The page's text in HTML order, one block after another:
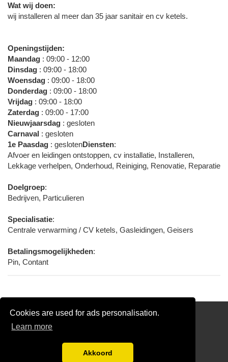
Cookies are used for ads personalisation.
Learn more
Akkoord
Wat wij doen:
wij installeren al meer dan 35 jaar sanitair en cv ketels.
Openingstijden:
Maandag : 09:00 - 12:00
Dinsdag : 09:00 - 18:00
Woensdag : 09:00 - 18:00
Donderdag : 09:00 - 18:00
Vrijdag : 09:00 - 18:00
Zaterdag : 09:00 - 17:00
Nieuwjaarsdag : gesloten
Carnaval : gesloten
1e Paasdag : geslotenDiensten:
Afvoer en leidingen ontstoppen, cv installatie, Installeren,
Lekkage verhelpen, Onderhoud, Reiniging, Renovatie, Reparatie
Doelgroep:
Bedrijven, Particulieren
Specialisatie:
Centrale verwarming / CV ketels, Gasleidingen, Geisers
Betalingsmogelijkheden:
Pin, Contant
Partners
Gratis Loodgieter Offertes Vergelijken